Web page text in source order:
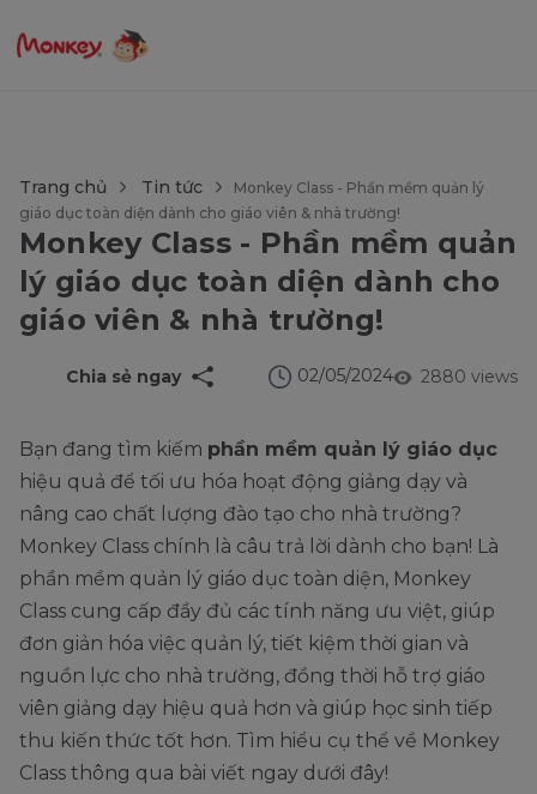
Trang chủ Tin tức
Monkey Class - Phần mềm quản lý
giáo dục toàn diện dành cho giáo viên & nhà trường!
Monkey Class - Phần mềm quản
lý giáo dục toàn diện dành cho
giáo viên & nhà trường!
2880 views
02/05/2024
Chia sẻ ngay
Bạn đang tìm kiếm phần mềm quản lý giáo dục
hiệu quả để tối ưu hóa hoạt động giảng dạy và
nâng cao chất lượng đào tạo cho nhà trường?
Monkey Class chính là câu trả lời dành cho bạn! Là
phần mềm quản lý giáo dục toàn diện, Monkey
Class cung cấp đầy đủ các tính năng ưu việt, giúp
đơn giản hóa việc quản lý, tiết kiệm thời gian và
nguồn lực cho nhà trường, đồng thời hỗ trợ giáo
viên giảng dạy hiệu quả hơn và giúp học sinh tiếp
thu kiến thức tốt hơn. Tìm hiểu cụ thể về Monkey
Class thông qua bài viết ngay dưới đây!